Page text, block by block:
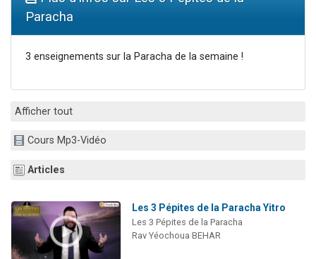
3 personnes viennent de nous rejoindre sur WhatsApp
Paracha
3 enseignements sur la Paracha de la semaine !
Afficher tout
Cours Mp3-Vidéo
Articles
Les 3 Pépites de la Paracha Yitro
Les 3 Pépites de la Paracha
Rav Yéochoua BEHAR